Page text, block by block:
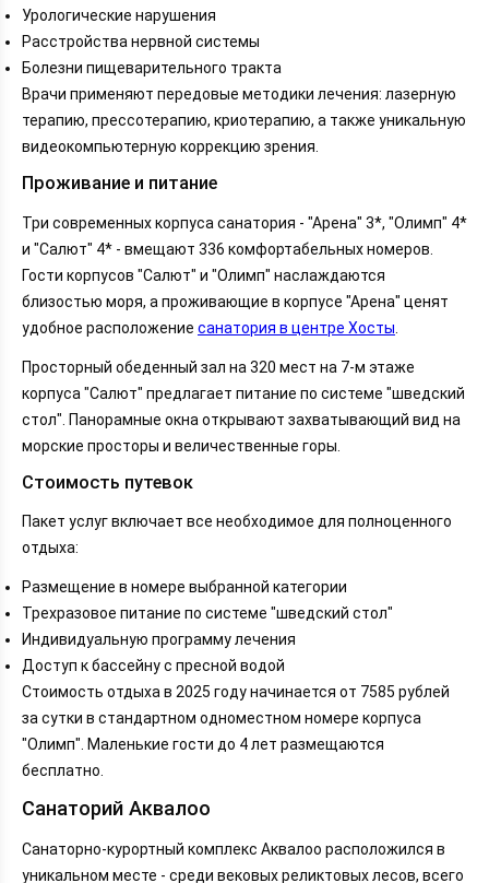
Урологические нарушения
Расстройства нервной системы
Болезни пищеварительного тракта
Врачи применяют передовые методики лечения: лазерную
терапию, прессотерапию, криотерапию, а также уникальную
видеокомпьютерную коррекцию зрения.
Проживание и питание
Три современных корпуса санатория - "Арена" 3*, "Олимп" 4*
и "Салют" 4* - вмещают 336 комфортабельных номеров.
Гости корпусов "Салют" и "Олимп" наслаждаются
близостью моря, а проживающие в корпусе "Арена" ценят
удобное расположение санатория в центре Хосты
Просторный обеденный зал на 320 мест на 7-м этаже
корпуса "Салют" предлагает питание по системе "шведский
стол". Панорамные окна открывают захватывающий вид на
морские просторы и величественные горы.
Стоимость путевок
Пакет услуг включает все необходимое для полноценного
отдыха:
Размещение в номере выбранной категории
Трехразовое питание по системе "шведский стол"
Индивидуальную программу лечения
Доступ к бассейну с пресной водой
Стоимость отдыха в 2025 году начинается от 7585 рублей
за сутки в стандартном одноместном номере корпуса
"Олимп". Маленькие гости до 4 лет размещаются
бесплатно.
Санаторий Аквалоо
Санаторно-курортный комплекс Аквалоо расположился в
уникальном месте - среди вековых реликтовых лесов, всего